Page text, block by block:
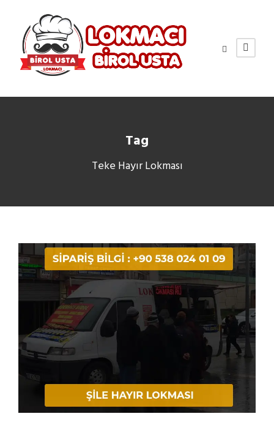
Tag
Teke Hayır Lokması